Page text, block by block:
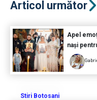
Articol următor
Apel
nași
Stiri Botosani